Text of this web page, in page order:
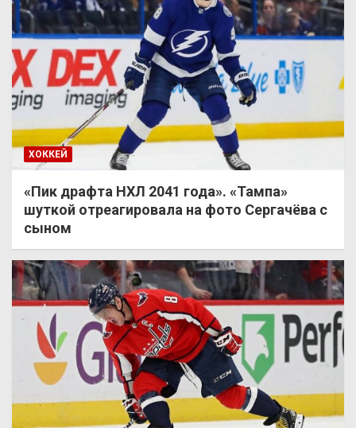
ХОККЕЙ
«Пик драфта НХЛ 2041 года». «Тампа»
шуткой отреагировала на фото Сергачёва с
сыном